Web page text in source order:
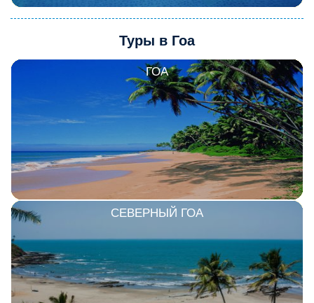
Туры в Гоа
ГОА
СЕВЕРНЫЙ ГОА